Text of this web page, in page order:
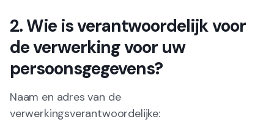
2. Wie is verantwoordelijk voor
de verwerking voor uw
persoonsgegevens?
Naam en adres van de
verwerkingsverantwoordelijke: